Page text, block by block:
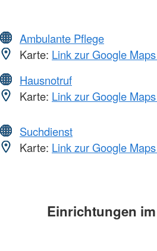
Ambulante Pflege
Karte: Link zur Google
Hausnotruf
Karte: Link zur Google
Suchdienst
Karte: Link zur Google
Einrichtungen